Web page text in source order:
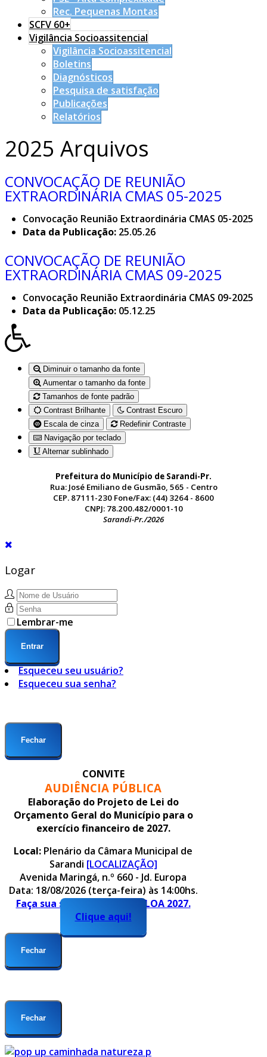
Rec. Pequenas Montas
SCFV 60+
Vigilância Socioassitencial
Vigilância Socioassitencial
Boletins
Diagnósticos
Pesquisa de satisfação
Publicações
Relatórios
2025 Arquivos
CONVOCAÇÃO DE REUNIÃO
EXTRAORDINÁRIA CMAS 05-2025
Convocação Reunião Extraordinária CMAS 05-2025
Data da Publicação: 25.05.26
CONVOCAÇÃO DE REUNIÃO
EXTRAORDINÁRIA CMAS 09-2025
Convocação Reunião Extraordinária CMAS 09-2025
Data da Publicação: 05.12.25
Diminuir o tamanho da fonte
Aumentar o tamanho da fonte
Tamanhos de fonte padrão
Contrast Brilhante
Contrast Escuro
Escala de cinza
Redefinir Contraste
Navigação por teclado
Alternar sublinhado
Prefeitura do Município de Sarandi-Pr.
Rua: José Emiliano de Gusmão, 565 - Centro
CEP. 87111-230 Fone/Fax: (44) 3264 - 8600
CNPJ: 78.200.482/0001-10
Sarandi-Pr./2026
Logar
Lembrar-me
Entrar
Esqueceu seu usuário?
Esqueceu sua senha?
Fechar
CONVITE
AUDIÊNCIA PÚBLICA
Elaboração do Projeto de Lei do
Orçamento Geral do Município para o
exercício financeiro de 2027.
Local: Plenário da Câmara Municipal de
Sarandi [LOCALIZAÇÃO]
Avenida Maringá, n.º 660 - Jd. Europa
Data: 18/08/2026 (terça-feira) às 14:00hs.
Faça sua sugestão para o PLOA 2027.
Clique aqui!
Fechar
Fechar